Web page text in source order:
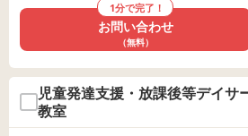
1分で完了！
お問い合わせ
（無料）
児童発達支援・放課後等デイ
教室